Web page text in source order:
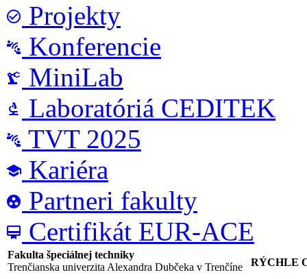
check_circle_outline Projekty
connect_without_contact Konferencie
precision_manufacturing MiniLab
biotech Laboratóriá CEDITEK
connect_without_contact TVT 2025
school Kariéra
group_work Partneri fakulty
card_membership Certifikát EUR-ACE
Fakulta špeciálnej techniky
Trenčianska univerzita Alexandra Dubčeka v Trenčíne
RÝCHLE